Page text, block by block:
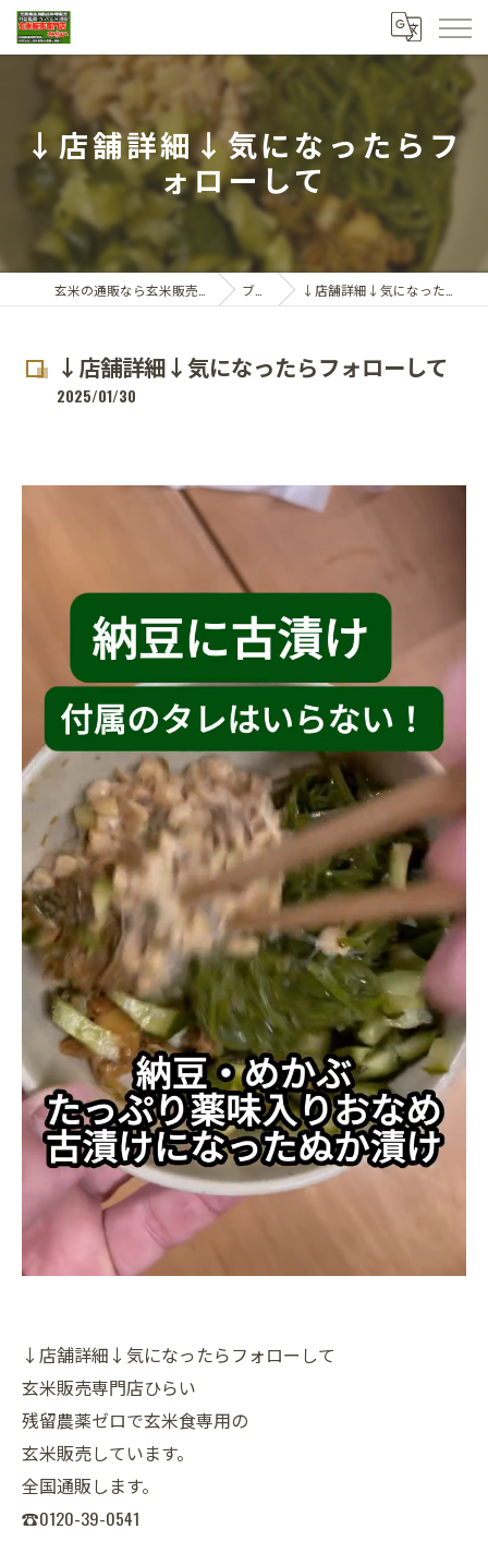
↓店舗詳細↓気になったらフ
ォローして
ブログ ↓店舗詳細↓気になったらフォローして
↓店舗詳細↓気になったらフォローして
2025/01/30
↓店舗詳細↓気になったらフォローして
玄米販売専門店ひらい
残留農薬ゼロで玄米食専用の
玄米販売しています。
全国通販します。
☎0120-39-0541